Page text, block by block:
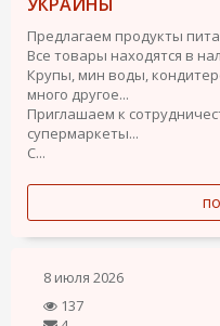
Предлагаем продукты
Все товары находятся в
Крупы, мин воды,
много другое...
Приглашаем к
супермаркеты...
С...
8 июля 2026
137